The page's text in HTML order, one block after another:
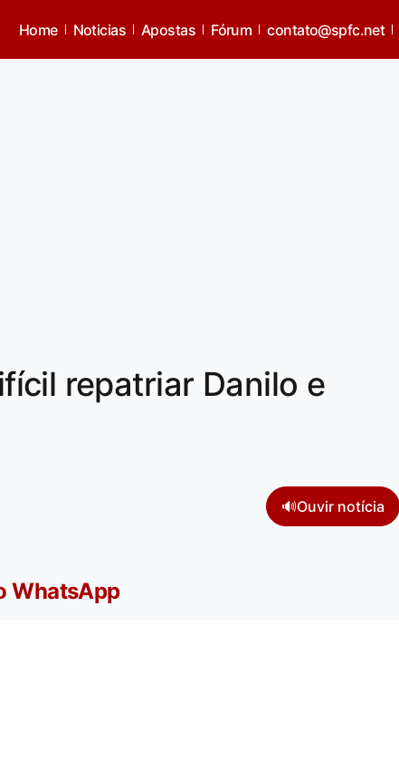
Home Noticias Apostas Fórum contato@spfc.net
repatriar Danilo e
🔊Ouvir notícia
WhatsApp